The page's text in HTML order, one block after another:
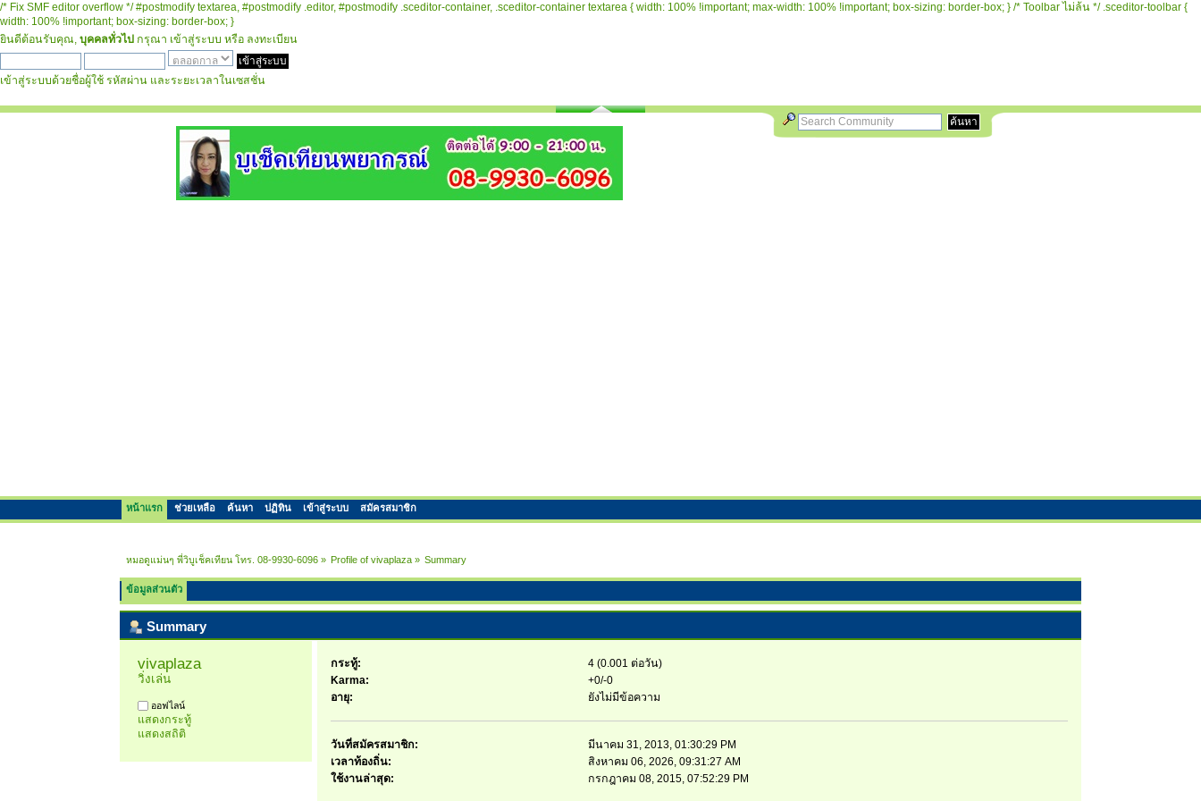
/* Fix SMF editor overflow */ #postmodify textarea, #postmodify .editor, #postmodify .sceditor-container, .sceditor-container textarea { width: 100% !important; max-width: 100% !important; box-sizing: border-box; } /* Toolbar ไม่ล้น */ .sceditor-toolbar {
width: 100% !important; box-sizing: border-box; }
ยินดีต้อนรับคุณ, บุคคลทั่วไป กรุณา เข้าสู่ระบบ หรือ ลงทะเบียน
เข้าสู่ระบบด้วยชื่อผู้ใช้ รหัสผ่าน และระยะเวลาในเซสชั่น
หน้าแรก ช่วยเหลือ ค้นหา ปฏิทิน เข้าสู่ระบบ สมัครสมาชิก
หมอดูแม่นๆ พี่วิบูเช็คเทียน โทร. 08-9930-6096» Profile of vivaplaza» Summary
ข้อมูลส่วนตัว
Summary
vivaplaza
วิ่งเล่น
ออฟไลน์
แสดงกระทู้
แสดงสถิติ
กระทู้:
4 (0.001 ต่อวัน)
Karma:
+0/-0
อายุ:
ยังไม่มีข้อความ
วันที่สมัครสมาชิก:
มีนาคม 31, 2013, 01:30:29 PM
เวลาท้องถิ่น:
สิงหาคม 06, 2026, 09:31:27 AM
ใช้งานล่าสุด:
กรกฎาคม 08, 2015, 07:52:29 PM